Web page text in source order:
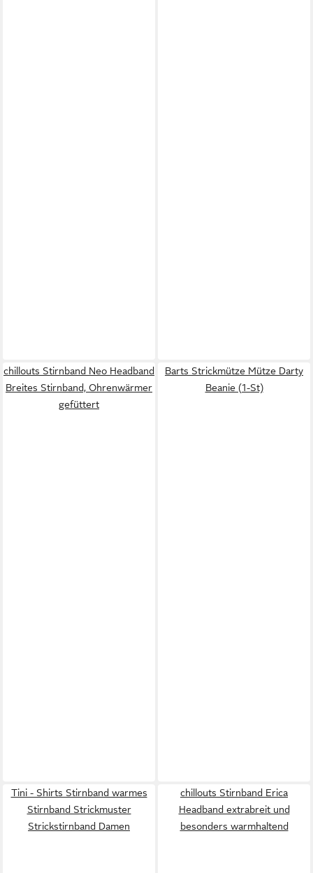
chillouts Stirnband Neo Headband
Breites Stirnband, Ohrenwärmer
gefüttert
Barts Strickmütze Mütze Darty
Beanie (1-St)
Tini - Shirts Stirnband warmes
Stirnband Strickmuster
Strickstirnband Damen
chillouts Stirnband Erica
Headband extrabreit und
besonders warmhaltend